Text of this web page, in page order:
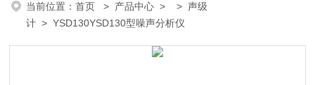
当前位置：首页 > 产品中心 > >声级
计 > YSD130YSD130型噪声分析仪